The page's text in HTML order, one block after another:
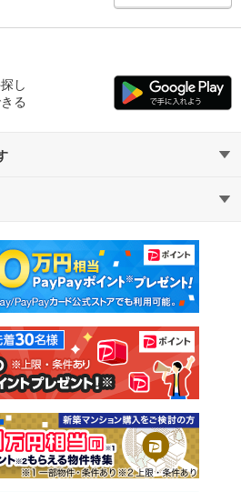
し
る
中古マンション
中古一戸建て
土地
教えて！住まいの先生